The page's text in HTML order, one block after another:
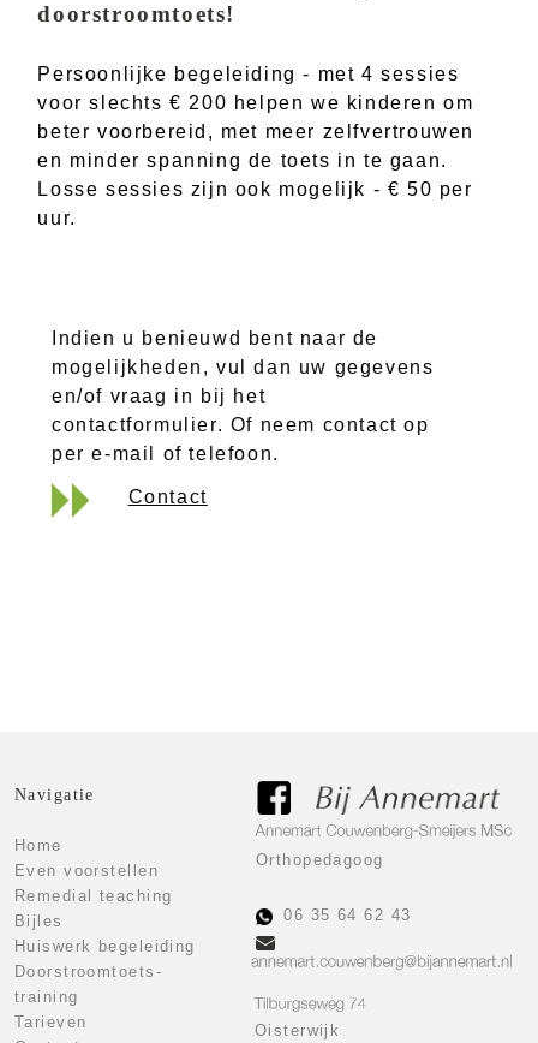
doorstroomtoets!
Persoonlijke begeleiding - met 4 sessies
voor slechts € 200 helpen we kinderen om
beter voorbereid, met meer zelfvertrouwen
en minder spanning de toets in te gaan.
Losse sessies zijn ook mogelijk - € 50 per
uur.
Indien u benieuwd bent naar de
mogelijkheden, vul dan uw gegevens
en/of vraag in bij het
contactformulier. Of neem contact op
per e-mail of telefoon.
Contact
Navigatie
Home
Even voorstellen
Remedial teaching
Bijles
Huiswerk begeleiding
Doorstroomtoets-
training
Tarieven
Orthopedagoog
06 35 64 62 43
Oisterwijk